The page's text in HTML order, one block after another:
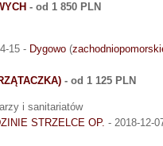
- od 1 850 PLN
15 - Dygowo (
- od 1 125 PLN
i sanitariatów
STRZELCE OP. - 2018-12-